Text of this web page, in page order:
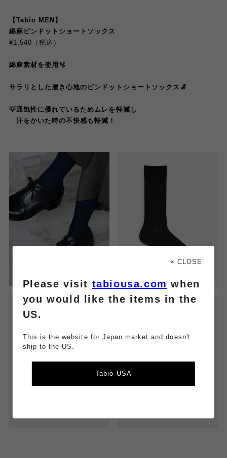
【Tabio MEN】
綿麻ピンドットショートソックス
¥1,540（税込）
綿麻素材を使用🫧
サラリとした履き心地のピンドットショートソックス🧦
💡通気性に優れているためムレを軽減し
汗をかいた時の不快感も軽減！
× CLOSE
Please visit tabiousa.com when
you would like the items in the
US.
This is the website for Japan market and doesn't
ship to the US.
Tabio USA